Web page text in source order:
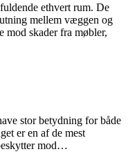
ethvert rum. De
mellem væggen og
mod skader fra møbler,
stor betydning for både
er en af de mest
mod…